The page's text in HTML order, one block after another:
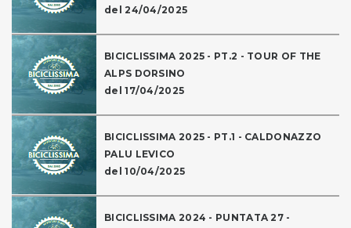
del 24/04/2025
BICICLISSIMA 2025 - PT.2 - TOUR OF THE
ALPS DORSINO
del 17/04/2025
BICICLISSIMA 2025 - PT.1 - CALDONAZZO
PALU LEVICO
del 10/04/2025
BICICLISSIMA 2024 - PUNTATA 27 -